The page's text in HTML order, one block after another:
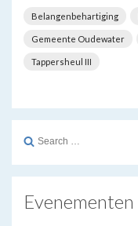
Belangenbehartiging
Gemeente Oudewater
Tappersheul III
Search
Evenementen